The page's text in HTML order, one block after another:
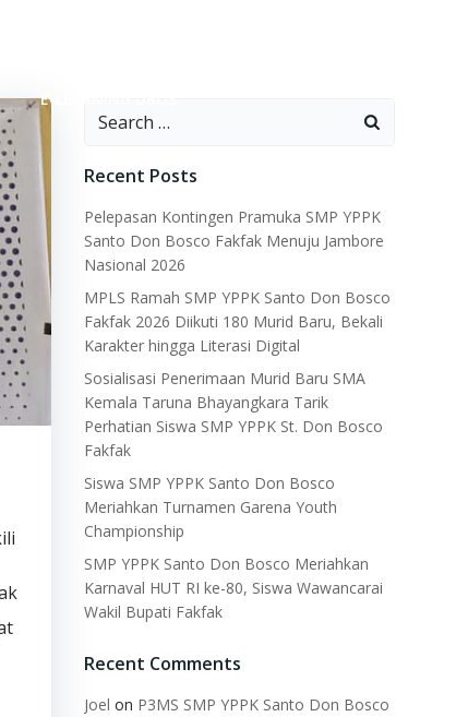
E-LEARNING DBOS
Search
Recent Posts
Pelepasan Kontingen Pramuka SMP YPPK
Santo Don Bosco Fakfak Menuju Jambore
Nasional 2026
MPLS Ramah SMP YPPK Santo Don Bosco
Fakfak 2026 Diikuti 180 Murid Baru, Bekali
Karakter hingga Literasi Digital
Sosialisasi Penerimaan Murid Baru SMA
Kemala Taruna Bhayangkara Tarik
Perhatian Siswa SMP YPPK St. Don Bosco
Fakfak
Siswa SMP YPPK Santo Don Bosco
Meriahkan Turnamen Garena Youth
Championship
SMP YPPK Santo Don Bosco Meriahkan
Karnaval HUT RI ke-80, Siswa Wawancarai
Wakil Bupati Fakfak
Recent Comments
Joel on P3MS SMP YPPK Santo Don Bosco